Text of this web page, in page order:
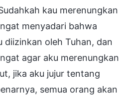
kau merenungkan
menyadari bahwa
diizinkan oleh Tuhan, dan
agar aku merenungkan
jika aku jujur tentang
semua orang akan